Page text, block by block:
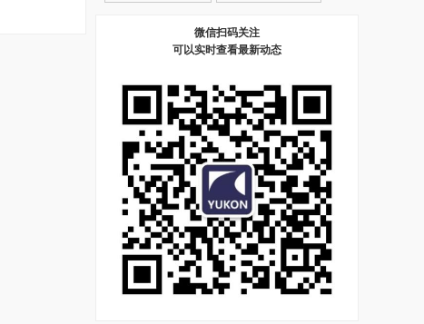
微信扫码关注
可以实时查看最新动态